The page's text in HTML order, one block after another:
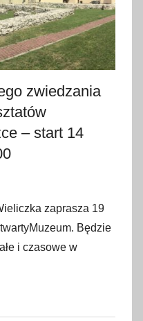
zwiedzania
– start 14
zaprasza 19
Będzie
i czasowe w